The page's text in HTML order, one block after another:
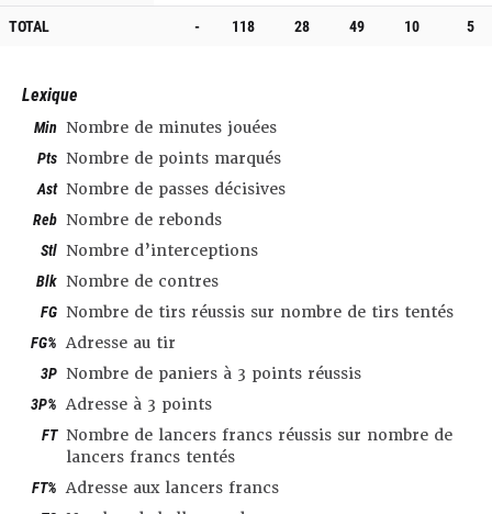
TOTAL
- 118 28 49 10 5
Lexique
Min Nombre de minutes jouées
Pts Nombre de points marqués
Ast Nombre de passes décisives
Reb Nombre de rebonds
Stl Nombre d’interceptions
Blk Nombre de contres
FG Nombre de tirs réussis sur nombre de tirs tentés
FG% Adresse au tir
3P Nombre de paniers à 3 points réussis
3P% Adresse à 3 points
FT Nombre de lancers francs réussis sur nombre de
lancers francs tentés
FT% Adresse aux lancers francs